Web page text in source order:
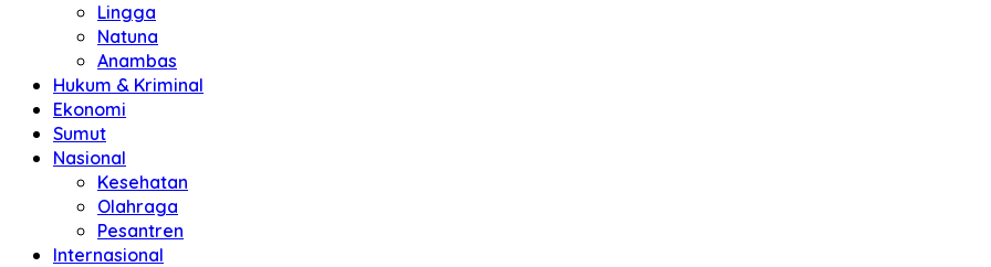
Lingga
Natuna
Anambas
Hukum & Kriminal
Ekonomi
Sumut
Nasional
Kesehatan
Olahraga
Pesantren
Internasional